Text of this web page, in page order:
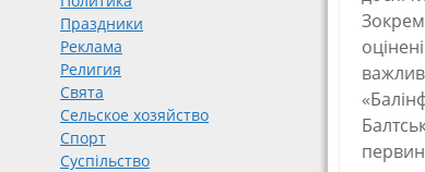
Праздники
Реклама
Религия
Свята
Сельское хозяйство
Спорт
Суспільство